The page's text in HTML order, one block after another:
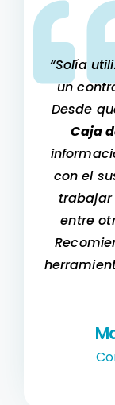
“Solía
un
Desde
Caja
con el
trabajar
entre